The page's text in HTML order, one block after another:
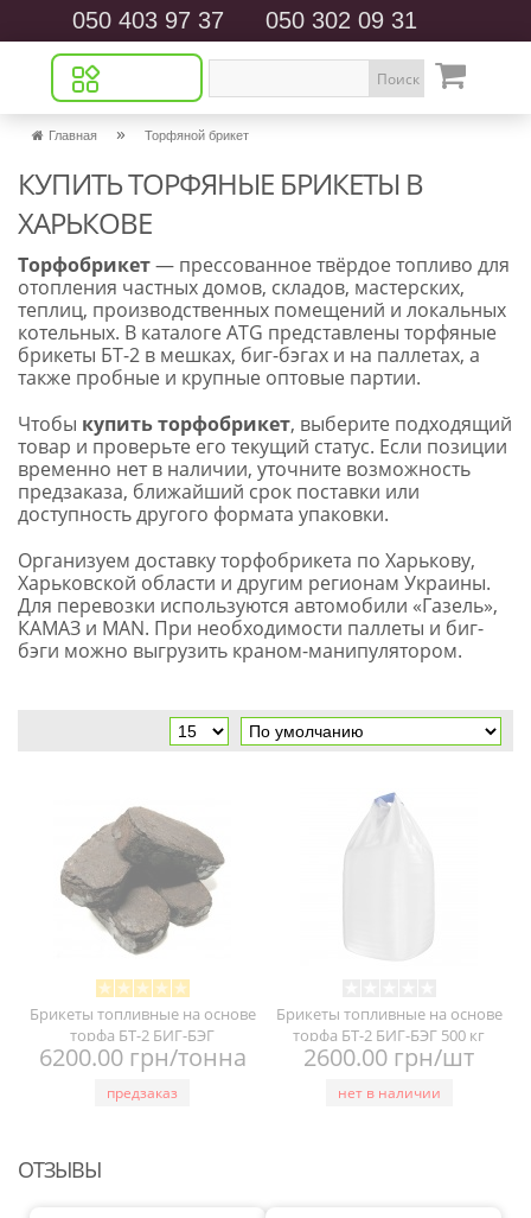
050 403 97 37 050 302 09 31
Поиск
Главная » Торфяной брикет
КУПИТЬ ТОРФЯНЫЕ БРИКЕТЫ В
ХАРЬКОВЕ
Торфобрикет— прессованное твёрдое топливо для
отопления частных домов, складов, мастерских,
теплиц, производственных помещений и локальных
котельных. В каталоге ATG представлены торфяные
брикеты БТ-2 в мешках, биг-бэгах и на паллетах, а
также пробные и крупные оптовые партии.
Чтобы купить торфобрикет, выберите подходящий
товар и проверьте его текущий статус. Если позиции
временно нет в наличии, уточните возможность
предзаказа, ближайший срок поставки или
доступность другого формата упаковки.
Организуем доставку торфобрикета по Харькову,
Харьковской области и другим регионам Украины.
Для перевозки используются автомобили «Газель»,
КАМАЗ и MAN. При необходимости паллеты и биг-
бэги можно выгрузить краном-манипулятором.
Брикеты топливные на основе
торфа БТ-2 БИГ-БЭГ
6200.00 грн/тонна
предзаказ
Брикеты топливные на основе
торфа БТ-2 БИГ-БЭГ 500 кг
2600.00 грн/шт
нет в наличии
ОТЗЫВЫ